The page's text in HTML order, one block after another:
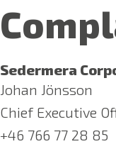
Sedermera
Johan Jönsson
Chief Executive
+46 766 77 28 85